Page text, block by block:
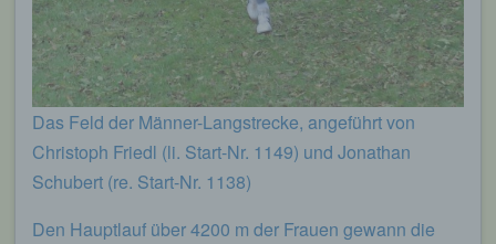
Das Feld der Männer-Langstrecke, angeführt von
Christoph Friedl (li. Start-Nr. 1149) und Jonathan
Schubert (re. Start-Nr. 1138)
Den Hauptlauf über 4200 m der Frauen gewann die